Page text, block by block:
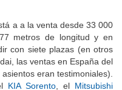
a a la venta desde 33 000
metros de longitud y en
con siete plazas (en otros
las ventas en España del
eran testimoniales).